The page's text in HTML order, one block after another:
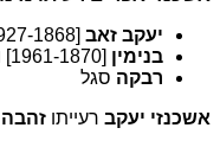
יעקב זאב [1927-1868] ורעייתו
בנימין [1961-1870] ורעייתו
רבקה סגל
אשכנזי יעקב רעייתו זהבה